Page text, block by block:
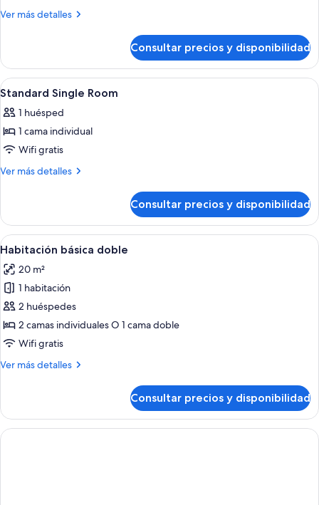
Ver más detalles
Más
estándar
doble
Consultar precios y disponibilidad
Abrir
todas
las
fotos
de
Standard
Ropa de cama de alta calidad,
5
Standard Single Room
1 huésped
1 cama individual
Wifi gratis
Ver más detalles
Más
Single
Room
Consultar precios y disponibilidad
Abrir
todas
las
fotos
de
Habitación
básica
Habitación de hotel con dos camas,
7
Habitación básica doble
20 m²
1 habitación
2 huéspedes
2 camas individuales O 1 cama doble
Wifi gratis
Ver más detalles
Más
básica
doble
Consultar precios y disponibilidad